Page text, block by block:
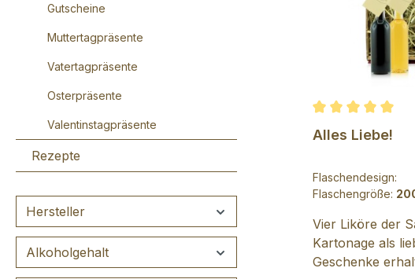
Gutscheine
Muttertagpräsente
Vatertagpräsente
Osterpräsente
Valentinstagpräsente
Rezepte
Hersteller
Alkoholgehalt
Alles Liebe!
Flaschendesign:
Flaschengröße:
Vier Liköre der
Kartonage als
Geschenke